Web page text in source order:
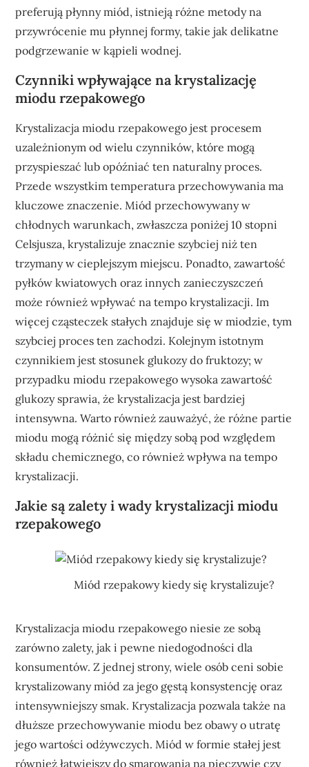
preferują płynny miód, istnieją różne metody na
przywrócenie mu płynnej formy, takie jak delikatne
podgrzewanie w kąpieli wodnej.
Czynniki wpływające na krystalizację
miodu rzepakowego
Krystalizacja miodu rzepakowego jest procesem
uzależnionym od wielu czynników, które mogą
przyspieszać lub opóźniać ten naturalny proces.
Przede wszystkim temperatura przechowywania ma
kluczowe znaczenie. Miód przechowywany w
chłodnych warunkach, zwłaszcza poniżej 10 stopni
Celsjusza, krystalizuje znacznie szybciej niż ten
trzymany w cieplejszym miejscu. Ponadto, zawartość
pyłków kwiatowych oraz innych zanieczyszczeń
może również wpływać na tempo krystalizacji. Im
więcej cząsteczek stałych znajduje się w miodzie, tym
szybciej proces ten zachodzi. Kolejnym istotnym
czynnikiem jest stosunek glukozy do fruktozy; w
przypadku miodu rzepakowego wysoka zawartość
glukozy sprawia, że krystalizacja jest bardziej
intensywna. Warto również zauważyć, że różne partie
miodu mogą różnić się między sobą pod względem
składu chemicznego, co również wpływa na tempo
krystalizacji.
Jakie są zalety i wady krystalizacji miodu
rzepakowego
Miód rzepakowy kiedy się krystalizuje?
Krystalizacja miodu rzepakowego niesie ze sobą
zarówno zalety, jak i pewne niedogodności dla
konsumentów. Z jednej strony, wiele osób ceni sobie
krystalizowany miód za jego gęstą konsystencję oraz
intensywniejszy smak. Krystalizacja pozwala także na
dłuższe przechowywanie miodu bez obawy o utratę
jego wartości odżywczych. Miód w formie stałej jest
również łatwiejszy do smarowania na pieczywie czy